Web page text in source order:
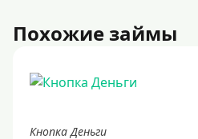
Похожие займы
Кнопка Деньги